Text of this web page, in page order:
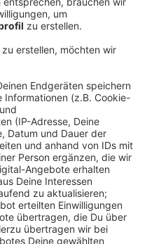
ist es einer
im Kreis
Termine ausfallen,
die Möglichkeit,
um unnötige
haben bislang
Möglich ist
Reservierung.
ist nach einem Tief
wieder stark